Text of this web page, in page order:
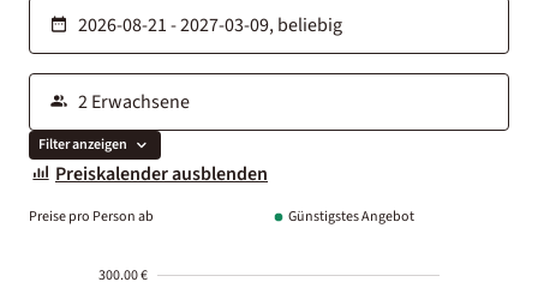
Filter anzeigen
Preiskalender ausblenden
Preise pro Person ab Günstigstes Angebot
300.00 €